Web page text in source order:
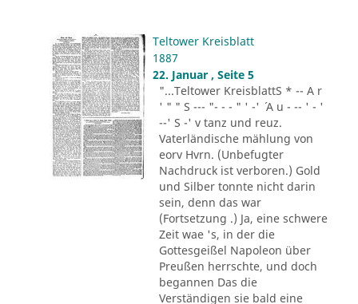
Teltower Kreisblatt
1887
22. Januar , Seite 5
"...Teltower KreisblattS * -- A r
' " " S --- "- - - " ' -' ´ A u - -- ' - '
--' S -' v tanz und reuz.
Vaterländische mählung von
eorv Hvrn. (Unbefugter
Nachdruck ist verboren.) Gold
und Silber tonnte nicht darin
sein, denn das war
(Fortsetzung .) Ja, eine schwere
Zeit wae 's, in der die
Gottesgeißel Napoleon über
Preußen herrschte, und doch
begannen Das die
Verständigen sie bald eine